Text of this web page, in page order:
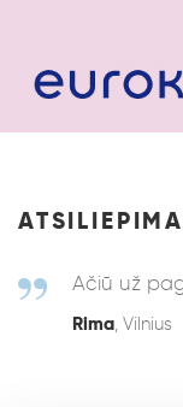
ATSILIEPIMAI
Ačiū už
Rima, Vilnius